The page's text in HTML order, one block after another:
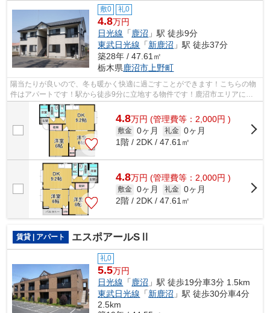
敷0 礼0
4.8万円
日光線 「鹿沼 」駅 徒歩9分
東武日光線 「新鹿沼 」駅 徒歩37分
築28年 / 47.61㎡
栃木県鹿沼市 上野町
陽当たりが良いので、冬も暖かく快適に過ごすことができます！こちらの物
件はアパートです！駅から徒歩9分に立地する物件です！鹿沼市エリアに詳
しい当社なら、日光線鹿沼の近くにある...
4.8万円 (管理費等：2,000円 )
敷金 0ヶ月 礼金 0ヶ月
1階 / 2DK / 47.61㎡
4.8万円 (管理費等：2,000円 )
敷金 0ヶ月 礼金 0ヶ月
2階 / 2DK / 47.61㎡
賃貸 | アパート エスポアールSⅡ
礼0
5.5万円
日光線 「鹿沼 」駅 徒歩19分車3分 1.5km
東武日光線 「新鹿沼 」駅 徒歩30分車4分
2.5km